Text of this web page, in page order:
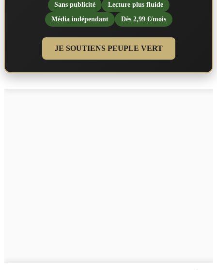
Sans publicité
Lecture plus fluide
Média indépendant
Dès 2,99 €/mois
JE SOUTIENS PEUPLE VERT